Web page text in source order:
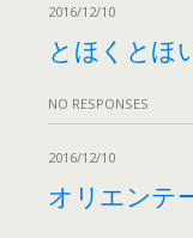
2016/12/10
とほくとほ
NO RESPONSES
2016/12/10
オリエンテ